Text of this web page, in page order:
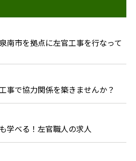
南市を拠点に左官工事を行なって
事で協力関係を築きませんか？
学べる！左官職人の求人